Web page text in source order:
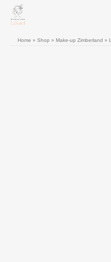
Home » Shop » Make-up Zimberland »